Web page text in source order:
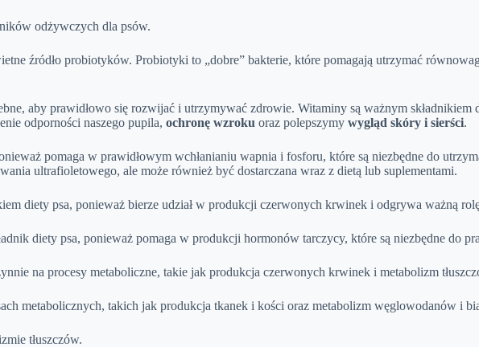
odżywczych dla psów.
źródło probiotyków. Probiotyki to „dobre” bakterie, które pomagają utrzymać
aby prawidłowo się rozwijać i utrzymywać zdrowie. Witaminy są ważnym
odporności naszego pupila, ochronę wzroku oraz polepszymy wygląd skóry i sierści.
pomaga w prawidłowym wchłanianiu wapnia i fosforu, które są niezbędne do
ultrafioletowego, ale może również być dostarczana wraz z dietą lub suplementami.
diety psa, ponieważ bierze udział w produkcji czerwonych krwinek i odgrywa ważną
diety psa, ponieważ pomaga w produkcji hormonów tarczycy, które są niezbędne do
na procesy metaboliczne, takie jak produkcja czerwonych krwinek i metabolizm
metabolicznych, takich jak produkcja tkanek i kości oraz metabolizm węglowodanów i
tłuszczów.